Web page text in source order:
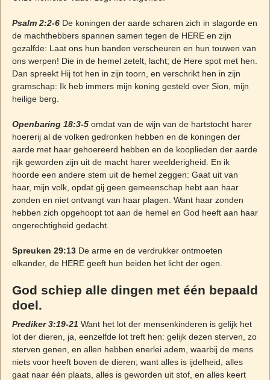
Psalm 2:2-6De koningen der aarde scharen zich in slagorde en
de machthebbers spannen samen tegen de HERE en zijn
gezalfde: Laat ons hun banden verscheuren en hun touwen van
ons werpen! Die in de hemel zetelt, lacht; de Here spot met hen.
Dan spreekt Hij tot hen in zijn toorn, en verschrikt hen in zijn
gramschap: Ik heb immers mijn koning gesteld over Sion, mijn
heilige berg.
Openbaring 18:3-5omdat van de wijn van de hartstocht harer
hoererij al de volken gedronken hebben en de koningen der
aarde met haar gehoereerd hebben en de kooplieden der aarde
rijk geworden zijn uit de macht harer weelderigheid. En ik
hoorde een andere stem uit de hemel zeggen: Gaat uit van
haar, mijn volk, opdat gij geen gemeenschap hebt aan haar
zonden en niet ontvangt van haar plagen. Want haar zonden
hebben zich opgehoopt tot aan de hemel en God heeft aan haar
ongerechtigheid gedacht.
Spreuken 29:13De arme en de verdrukker ontmoeten
elkander, de HERE geeft hun beiden het licht der ogen.
God schiep alle dingen met één bepaald
doel.
Prediker 3:19-21 Want het lot der mensenkinderen is gelijk het
lot der dieren, ja, eenzelfde lot treft hen: gelijk dezen sterven, zo
sterven genen, en allen hebben enerlei adem, waarbij de mens
niets voor heeft boven de dieren; want alles is ijdelheid, alles
gaat naar één plaats, alles is geworden uit stof, en alles keert